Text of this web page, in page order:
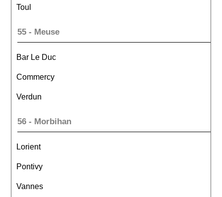
Toul
55 - Meuse
Bar Le Duc
Commercy
Verdun
56 - Morbihan
Lorient
Pontivy
Vannes